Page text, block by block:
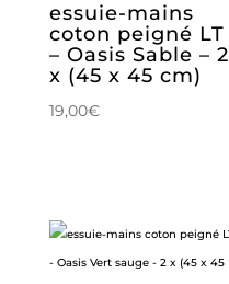
essuie-mains
coton peigné LT
– Oasis Sable – 2
x (45 x 45 cm)
19,00€